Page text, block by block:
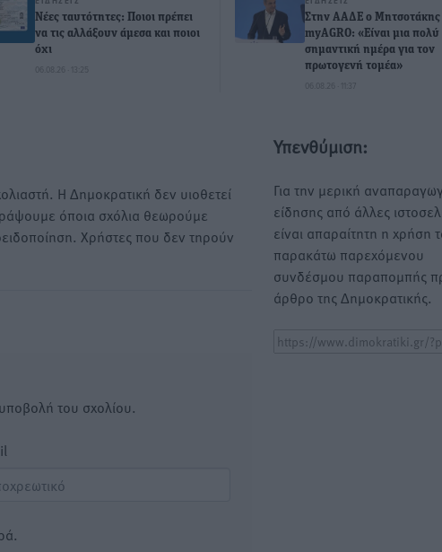
Νέες ταυτότητες: Ποιοι πρέπει
να τις αλλάξουν άμεσα και ποιοι
όχι
06.08.26 · 13:25
Στην ΑΑΔΕ ο Μητσοτάκης
myAGRO: «Είναι μια πολύ
σημαντική ημέρα για τον
πρωτογενή τομέα»
06.08.26 · 11:37
Η Δημοκρατική δεν υιοθετεί
όποια σχόλια θεωρούμε
Χρήστες που δεν τηρούν
του σχολίου.
Υπενθύμιση:
Για την μερική
είδησης από άλλες
είναι απαραίτητη η χρήση
παρακάτω παρεχόμενου
συνδέσμου παραπομπής
άρθρο της Δημοκρατικής.